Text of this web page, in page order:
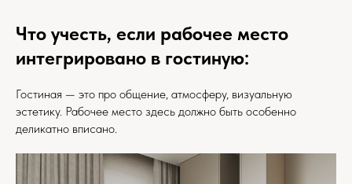
Что учесть, если рабочее место
интегрировано в гостиную:
Гостиная — это про общение, атмосферу, визуальную
эстетику. Рабочее место здесь должно быть особенно
деликатно вписано.